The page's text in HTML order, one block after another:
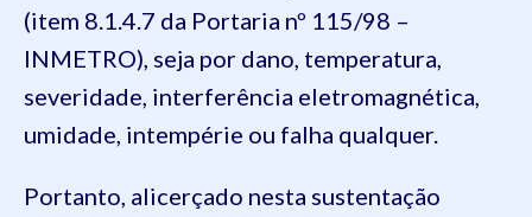
(item 8.1.4.7 da Portaria nº 115/98 –
INMETRO), seja por dano, temperatura,
severidade, interferência eletromagnética,
umidade, intempérie ou falha qualquer.
Portanto, alicerçado nesta sustentação